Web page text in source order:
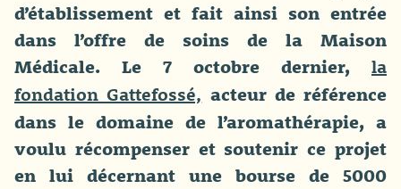
d’établissement et fait ainsi son entrée
dans l’offre de soins de la Maison
Médicale. Le 7 octobre dernier, la
fondation Gattefossé, acteur de référence
dans le domaine de l’aromathérapie, a
voulu récompenser et soutenir ce projet
en lui décernant une bourse de 5000